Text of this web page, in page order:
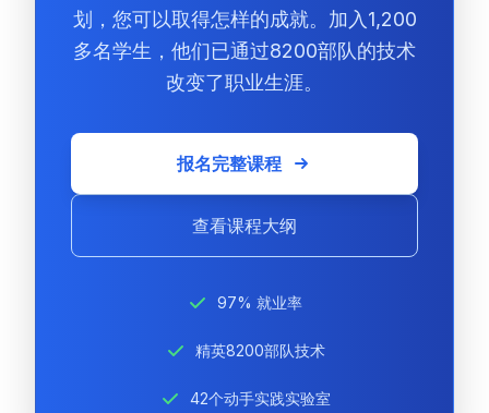
划，您可以取得怎样的成就。加入1,200
多名学生，他们已通过8200部队的技术
改变了职业生涯。
报名完整课程
查看课程大纲
97% 就业率
精英8200部队技术
42个动手实践实验室